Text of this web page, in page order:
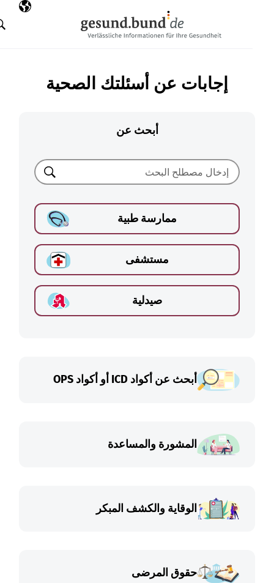
اللغة
البحث
إجابات عن أسئلتك الصحية
أبحث عن
ممارسة طبية
مستشفى
صيدلية
أبحث عن أكواد ICD أو أكواد OPS
المشورة والمساعدة
الوقاية والكشف المبكر
حقوق المرضى